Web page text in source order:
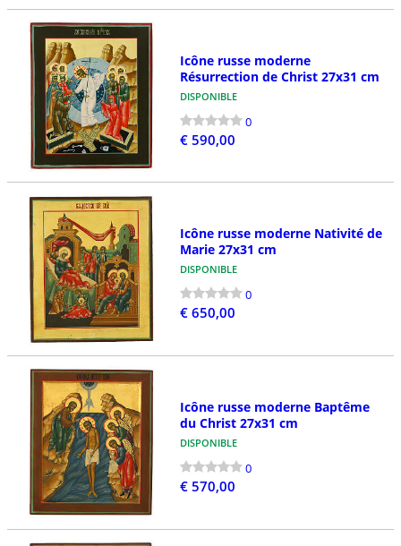
Icône russe moderne
Résurrection de Christ 27x31 cm
DISPONIBLE
0
€ 590,00
Icône russe moderne Nativité de
Marie 27x31 cm
DISPONIBLE
0
€ 650,00
Icône russe moderne Baptême
du Christ 27x31 cm
DISPONIBLE
0
€ 570,00